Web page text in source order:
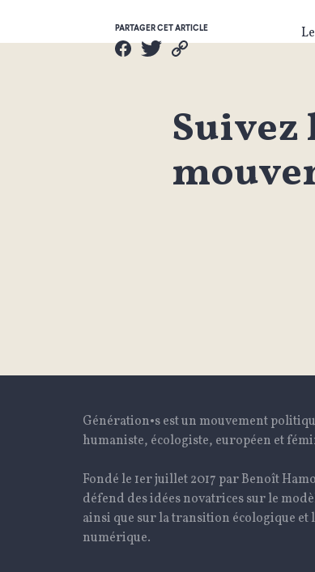
PARTAGER CET ARTICLE
Suivez
Génération•s est un mouvement
humaniste, écologiste, européen et
Fondé le 1er juillet 2017 par Benoît
défend des idées novatrices sur le
ainsi que sur la transition écologique et
numérique.